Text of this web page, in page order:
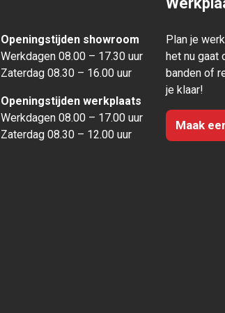
Openingstijden showroom
Werkdagen 08.00 – 17.30 uur
Zaterdag 08.30 – 16.00 uur
Openingstijden werkplaats
Werkdagen 08.00 – 17.00 uur
Zaterdag 08.30 – 12.00 uur
Plan je
het nu gaat
banden of
je klaar!
Maak